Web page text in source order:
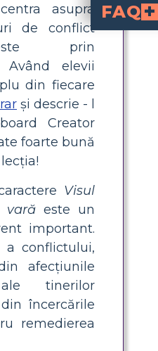
asupra
de conflict
prin
Având elevii
din fiecare
și descrie - l
Creator
foarte bună
Visul
vară este un
important.
conflictului,
afecțiunile
tinerilor
încercările
remedierea
FAQ